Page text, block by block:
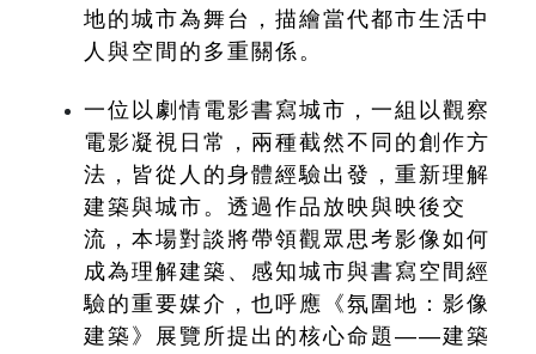
地的城市為舞台，描繪當代都市生活中
人與空間的多重關係。
一位以劇情電影書寫城市，一組以觀察
電影凝視日常，兩種截然不同的創作方
法，皆從人的身體經驗出發，重新理解
建築與城市。透過作品放映與映後交
流，本場對談將帶領觀眾思考影像如何
成為理解建築、感知城市與書寫空間經
驗的重要媒介，也呼應《氛圍地：影像
建築》展覽所提出的核心命題——建築